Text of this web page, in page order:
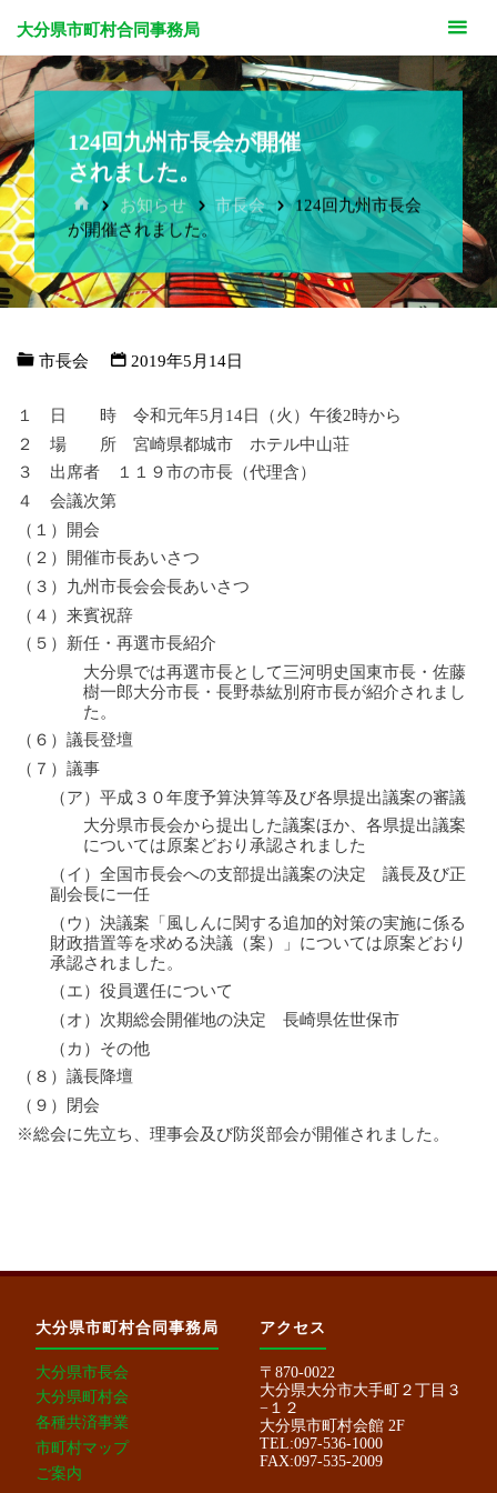
大分県市町村合同事務局
124回九州市長会が開催
されました。
ホ
ー
ム
お知らせ 市長会
124回九州市長会
が開催されました。
市長会 2019年5月14日
１ 日 時 令和元年5月14日（火）午後2時から
２ 場 所 宮崎県都城市 ホテル中山荘
３ 出席者 １１９市の市長（代理含）
４ 会議次第
（１）開会
（２）開催市長あいさつ
（３）九州市長会会長あいさつ
（４）来賓祝辞
（５）新任・再選市長紹介
大分県では再選市長として三河明史国東市長・佐藤
樹一郎大分市長・長野恭紘別府市長が紹介されまし
た。
（６）議長登壇
（７）議事
（ア）平成３０年度予算決算等及び各県提出議案の審議
大分県市長会から提出した議案ほか、各県提出議案
については原案どおり承認されました
（イ）全国市長会への支部提出議案の決定 議長及び正
副会長に一任
（ウ）決議案「風しんに関する追加的対策の実施に係る
財政措置等を求める決議（案）」については原案どおり
承認されました。
（エ）役員選任について
（オ）次期総会開催地の決定 長崎県佐世保市
（カ）その他
（８）議長降壇
（９）閉会
※総会に先立ち、理事会及び防災部会が開催されました。
大分県市町村合同事務局
大分県市長会
大分県町村会
各種共済事業
市町村マップ
ご案内
アクセス
〒870-0022
大分県大分市大手町２丁目３
−１２
大分県市町村会館 2F
TEL:097-536-1000
FAX:097-535-2009